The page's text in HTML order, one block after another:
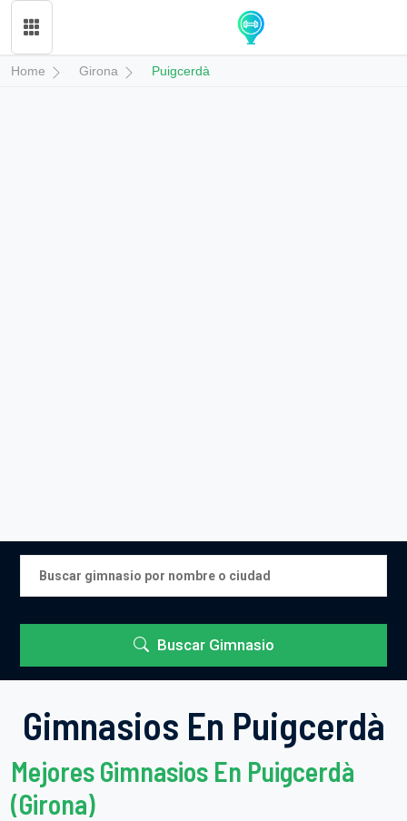
Home Girona Puigcerdà
Buscar Gimnasio
Gimnasios En Puigcerdà
Mejores Gimnasios En Puigcerdà
(Girona)